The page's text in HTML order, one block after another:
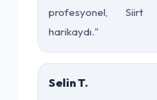
profesyonel, Siirt
harikaydı."
Selin T.